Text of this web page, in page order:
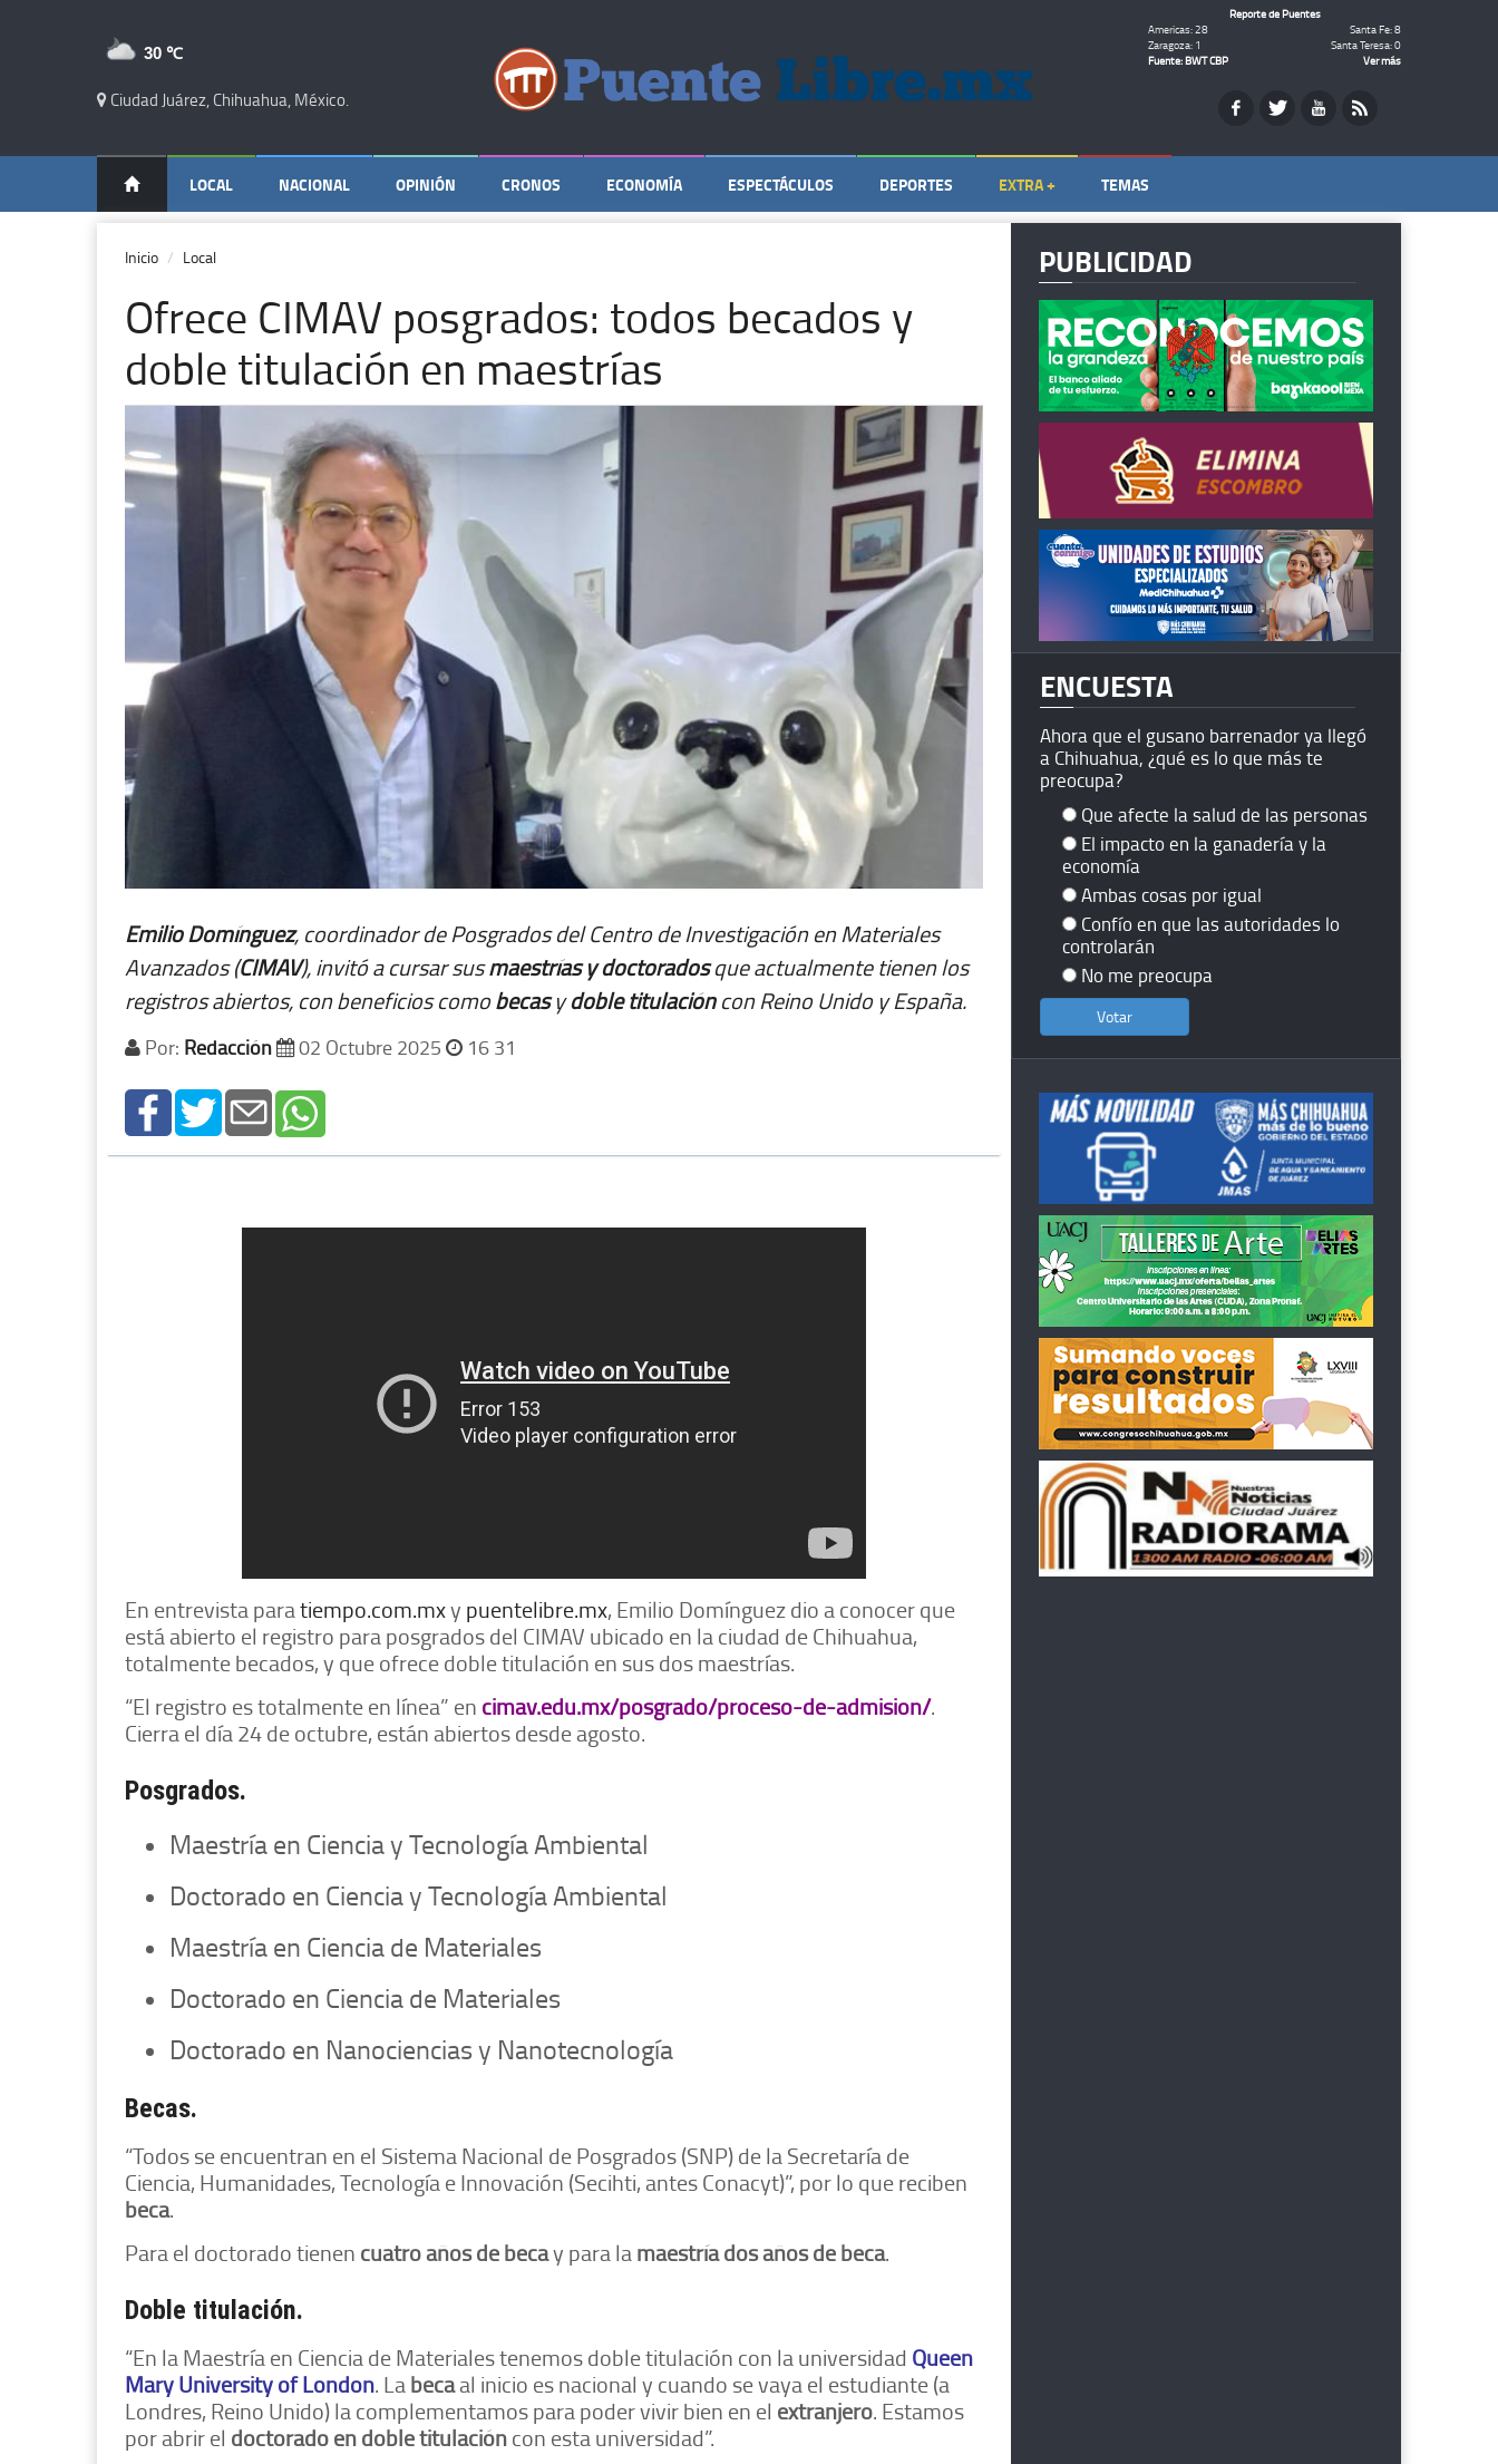
30 ℃
Ciudad Juárez, Chihuahua, México.
Reporte de Puentes
Americas: 28
Santa Fe: 8
Zaragoza: 1
Santa Teresa: 0
Fuente: BWT CBP
Ver más
LOCAL NACIONAL OPINIÓN CRONOS ECONOMÍA ESPECTÁCULOS DEPORTES EXTRA + TEMAS
Inicio Local
Ofrece CIMAV posgrados: todos becados y
doble titulación en maestrías
Emilio Domínguez, coordinador de Posgrados del Centro de Investigación en Materiales
Avanzados (CIMAV), invitó a cursar susmaestrías y doctoradosque actualmente tienen los
registros abiertos, con beneficios comobecasydoble titulacióncon Reino Unido y España.
Por: Redacción 02 Octubre 2025 16 31
En entrevista paratiempo.com.mxy puentelibre.mx, Emilio Domínguez dio a conocer que
está abierto el registro para posgrados del CIMAV ubicado en la ciudad de Chihuahua,
totalmente becados, y que ofrece doble titulación en sus dos maestrías.
“El registro es totalmente en línea” en cimav.edu.mx/posgrado/proceso-de-admision/.
Cierra el día 24 de octubre, están abiertos desde agosto.
Posgrados.
Maestría en Ciencia y Tecnología Ambiental
Doctorado en Ciencia y Tecnología Ambiental
Maestría en Ciencia de Materiales
Doctorado en Ciencia de Materiales
Doctorado en Nanociencias y Nanotecnología
Becas.
“Todos se encuentran en el Sistema Nacional de Posgrados (SNP) de la Secretaría de
Ciencia, Humanidades, Tecnología e Innovación (Secihti, antes Conacyt)”, por lo que reciben
beca.
Para el doctorado tienen cuatro años de becay para lamaestría dos años de beca.
Doble titulación.
“En la Maestría en Ciencia de Materiales tenemos doble titulación con la universidad Queen
Mary University of London. Labecaal inicio es nacional y cuando se vaya el estudiante (a
Londres, Reino Unido) la complementamos para poder vivir bien en el extranjero. Estamos
por abrir el doctorado en doble titulacióncon esta universidad”.
PUBLICIDAD
ENCUESTA
Ahora que el gusano barrenador ya llegó
a Chihuahua, ¿qué es lo que más te
preocupa?
Que afecte la salud de las personas
El impacto en la ganadería y la
economía
Ambas cosas por igual
Confío en que las autoridades lo
controlarán
No me preocupa